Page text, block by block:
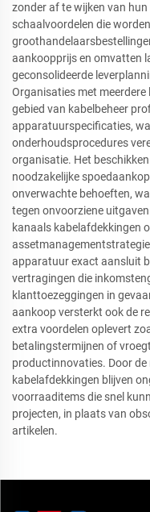
zonder af te wijken van
schaalvoordelen die
aankoopprijs en omvatten
geconsolideerde
Organisaties met
gebied van kabelbeheer
apparatuurspecificaties,
onderhoudsprocedures
organisatie. Het
noodzakelijke
onverwachte behoeften,
tegen onvoorziene
kanaals kabelafdekkingen
apparatuur exact aansluit
vertragingen die
klanttoezeggingen in
aankoop versterkt ook de
extra voordelen oplevert
betalingstermijnen of
productinnovaties. Door
kabelafdekkingen blijven
voorraaditems die snel
projecten, in plaats van
artikelen.